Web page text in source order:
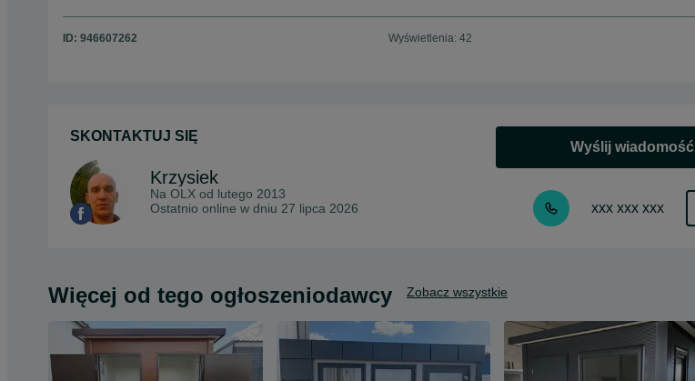
ID: 946607262 Wyświetlenia: 42
SKONTAKTUJ SIĘ
Krzysiek
Na OLX od lutego 2013
Ostatnio online w dniu 27 lipca 2026
Wyślij wiadomość
xxx xxx xxx
Więcej od tego ogłoszeniodawcy Zobacz wszystkie